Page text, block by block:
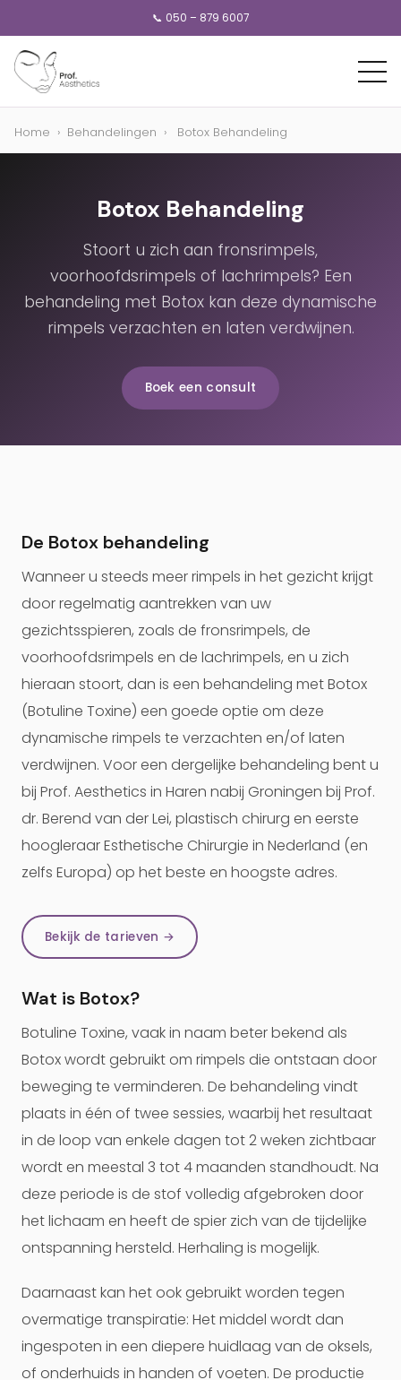
📞 050 – 879 6007
Home › Behandelingen › Botox Behandeling
Botox Behandeling
Stoort u zich aan fronsrimpels,
voorhoofdsrimpels of lachrimpels? Een
behandeling met Botox kan deze dynamische
rimpels verzachten en laten verdwijnen.
Boek een consult
De Botox behandeling
Wanneer u steeds meer rimpels in het gezicht krijgt
door regelmatig aantrekken van uw
gezichtsspieren, zoals de fronsrimpels, de
voorhoofdsrimpels en de lachrimpels, en u zich
hieraan stoort, dan is een behandeling met Botox
(Botuline Toxine) een goede optie om deze
dynamische rimpels te verzachten en/of laten
verdwijnen. Voor een dergelijke behandeling bent u
bij Prof. Aesthetics in Haren nabij Groningen bij Prof.
dr. Berend van der Lei, plastisch chirurg en eerste
hoogleraar Esthetische Chirurgie in Nederland (en
zelfs Europa) op het beste en hoogste adres.
Bekijk de tarieven →
Wat is Botox?
Botuline Toxine, vaak in naam beter bekend als
Botox wordt gebruikt om rimpels die ontstaan door
beweging te verminderen. De behandeling vindt
plaats in één of twee sessies, waarbij het resultaat
in de loop van enkele dagen tot 2 weken zichtbaar
wordt en meestal 3 tot 4 maanden standhoudt. Na
deze periode is de stof volledig afgebroken door
het lichaam en heeft de spier zich van de tijdelijke
ontspanning hersteld. Herhaling is mogelijk.
Daarnaast kan het ook gebruikt worden tegen
overmatige transpiratie: Het middel wordt dan
ingespoten in een diepere huidlaag van de oksels,
of onderhuids in handen of voeten. De productie